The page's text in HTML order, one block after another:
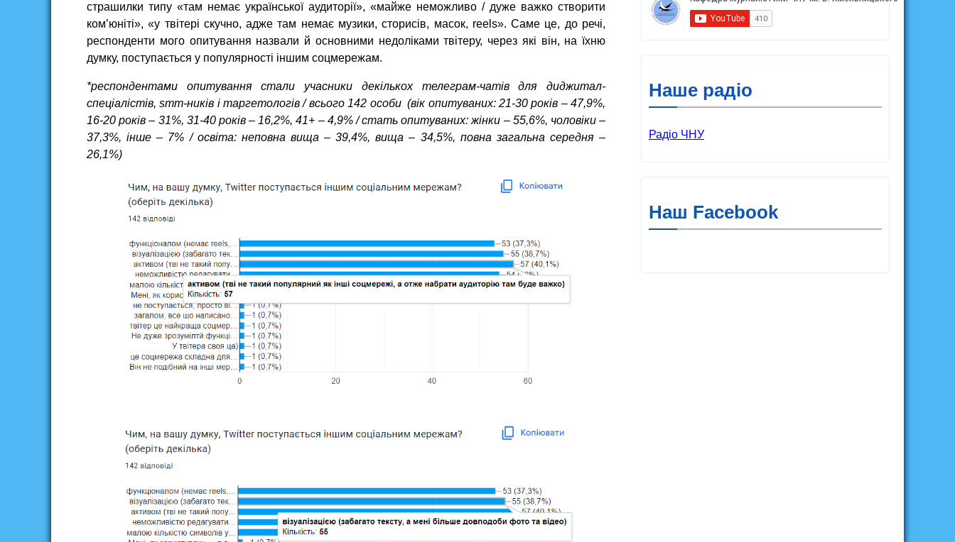
страшилки типу «там немає української аудиторії», «майже неможливо / дуже важко створити
ком’юніті», «у твітері скучно, адже там немає музики, сторисів, масок, reels». Саме це, до речі,
респонденти мого опитування назвали й основними недоліками твітеру, через які він, на їхню
думку, поступається у популярності іншим соцмережам.
*респондентами опитування стали учасники декількох телеграм-чатів для диджитал-
спеціалістів, smm-ників і таргетологів / всього 142 особи (вік опитуваних: 21-30 років – 47,9%,
16-20 років – 31%, 31-40 років – 16,2%, 41+ – 4,9% / стать опитуваних: жінки – 55,6%, чоловіки –
37,3%, інше – 7% / освіта: неповна вища – 39,4%, вища – 34,5%, повна загальна середня –
26,1%)
Наше радіо
Радіо ЧНУ
Наш Facebook